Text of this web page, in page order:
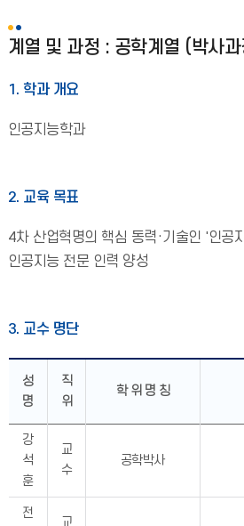
계열 및 과정 : 공학계열 (박사
1. 학과 개요
인공지능학과
2. 교육 목표
4차 산업혁명의 핵심 동력·기술인 '인공
인공지능 전문 인력 양성
3. 교수 명단
성
명
직
위
학 위 명 칭
강
석
훈
교
수
공학박사
전
교